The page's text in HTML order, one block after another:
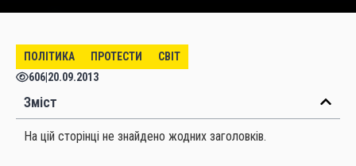
ПОЛІТИКА ПРОТЕСТИ
СВІТ
606 20.09.2013
Зміст
На цій сторінці не знайдено жодних заголовків.